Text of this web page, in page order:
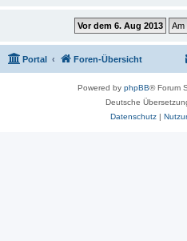
Portal Foren-Übersicht
Powered by phpBB® Forum
Deutsche
Datenschutz|